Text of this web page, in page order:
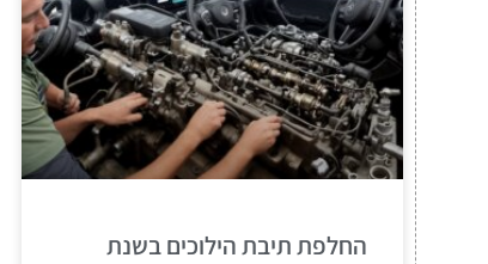
החלפת תיבת הילוכים בשנת